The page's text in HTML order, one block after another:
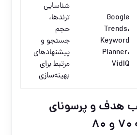
Google
Trends،
Keyword
Planner،
VidIQ
شناسایی
ترندها،
حجم
جستجو و
پیشنهادهای
مرتبط برای
بهینه‌سازی
هدف و پرسونای